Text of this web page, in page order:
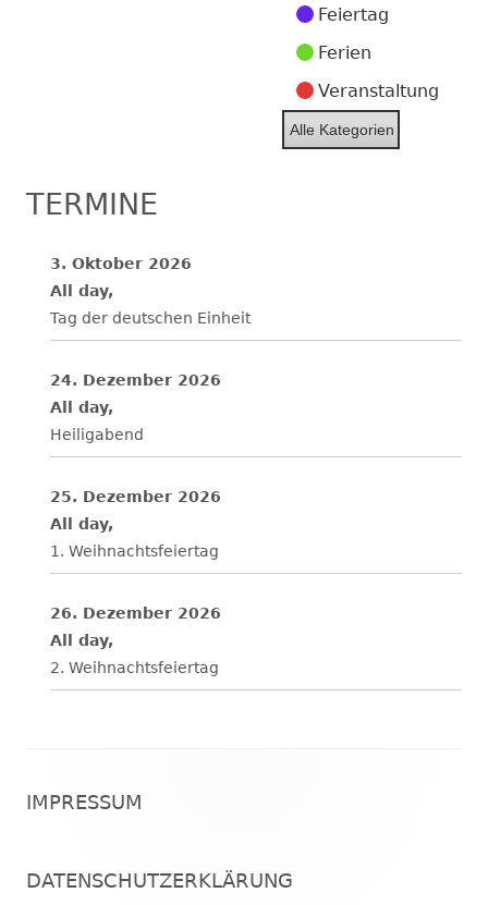
Feiertag
Ferien
Veranstaltung
Alle Kategorien
TERMINE
3. Oktober 2026
All day,
Tag der deutschen Einheit
24. Dezember 2026
All day,
Heiligabend
25. Dezember 2026
All day,
1. Weihnachtsfeiertag
26. Dezember 2026
All day,
2. Weihnachtsfeiertag
Inhalt
IMPRESSUM
DATENSCHUTZERKLÄRUNG